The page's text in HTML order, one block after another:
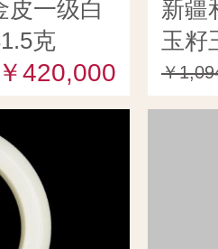
皮一级白
克
￥420,000
新疆
玉籽
￥